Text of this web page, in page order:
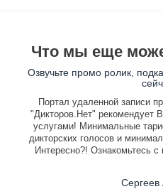
Что мы еще
Озвучьте промо ролик,
Портал удаленной записи
"Дикторов.Нет" рекомендует
услугами! Минимальные
дикторских голосов и
Интересно?! Ознакомьтесь
Сергеев